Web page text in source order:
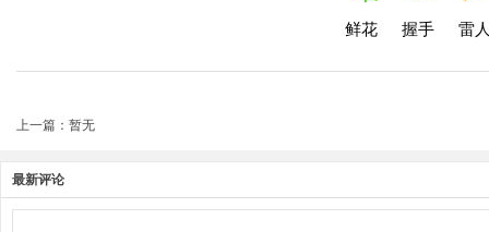
鲜花 握手 雷
上一篇：暂无
最新评论